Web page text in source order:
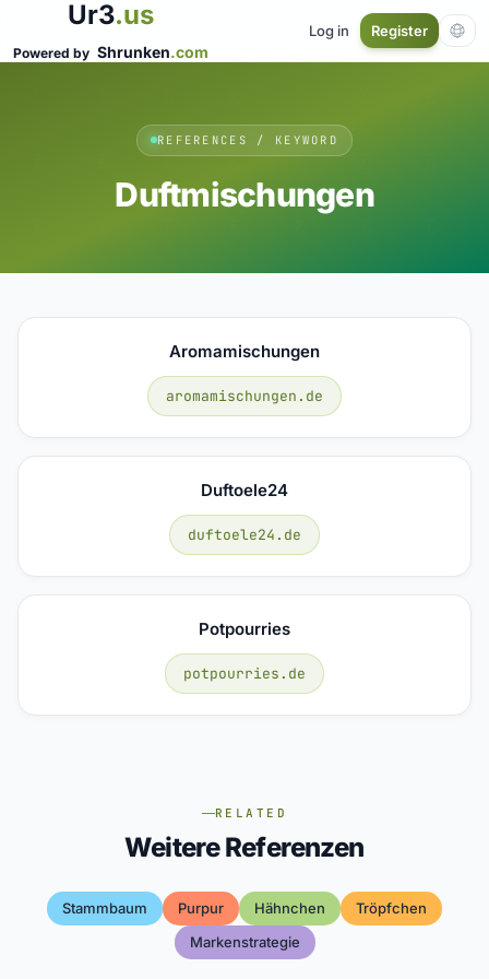
Ur3.us
Powered by Shrunken.com
Log in Register
REFERENCES / KEYWORD
Duftmischungen
Aromamischungen
aromamischungen.de
Duftoele24
duftoele24.de
Potpourries
potpourries.de
RELATED
Weitere Referenzen
Stammbaum Purpur Hähnchen
Tröpfchen
Markenstrategie